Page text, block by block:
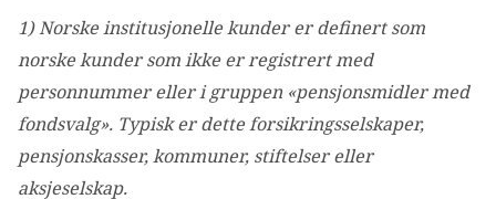
1) Norske institusjonelle kunder er definert som
norske kunder som ikke er registrert med
personnummer eller i gruppen «pensjonsmidler med
fondsvalg». Typisk er dette forsikringsselskaper,
pensjonskasser, kommuner, stiftelser eller
aksjeselskap.